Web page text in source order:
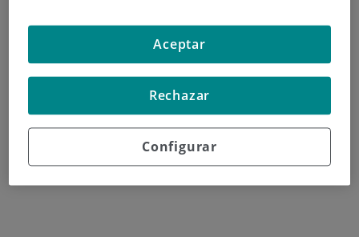
Continuar leyendo
Configurar
Rechazar
Aceptar